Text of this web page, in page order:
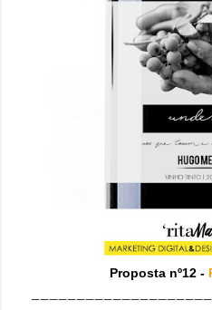
Proposta nº12 -